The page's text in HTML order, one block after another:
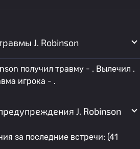
J. Robinson
получил травму - . Вылечил .
игрока - .
J. Robinson
за последние встречи: (41